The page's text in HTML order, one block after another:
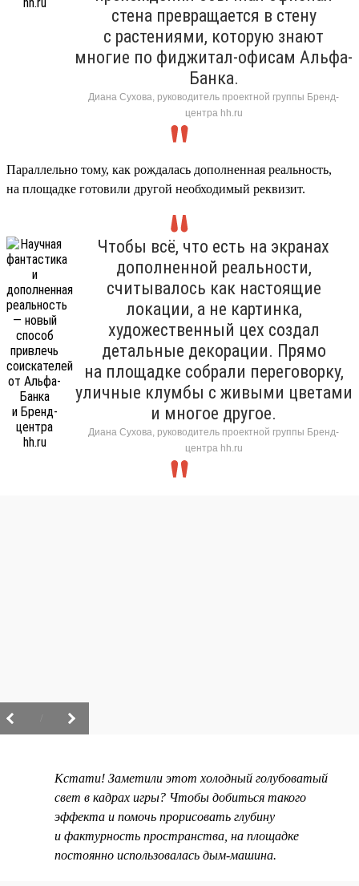
стена превращается в стену
с растениями, которую знают
многие по фиджитал-офисам Альфа-
Банка.
Диана Сухова, руководитель проектной группы Бренд-
центра hh.ru
Параллельно тому, как рождалась дополненная реальность,
на площадке готовили другой необходимый реквизит.
Чтобы всё, что есть на экранах
дополненной реальности,
считывалось как настоящие
локации, а не картинка,
художественный цех создал
детальные декорации. Прямо
на площадке собрали переговорку,
уличные клумбы с живыми цветами
и многое другое.
Диана Сухова, руководитель проектной группы Бренд-
центра hh.ru
Кстати! Заметили этот холодный голубоватый
свет в кадрах игры? Чтобы добиться такого
эффекта и помочь прорисовать глубину
и фактурность пространства, на площадке
постоянно использовалась дым-машина.